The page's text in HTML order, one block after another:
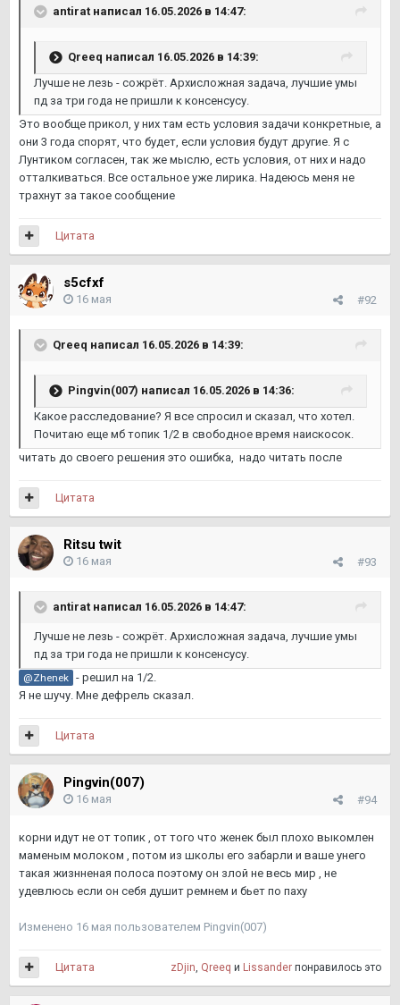
antirat написал 16.05.2026 в 14:47:
Qreeq написал 16.05.2026 в 14:39:
Лучше не лезь - сожрёт. Архисложная задача, лучшие умы
пд за три года не пришли к консенсусу.
Это вообще прикол, у них там есть условия задачи конкретные, а
они 3 года спорят, что будет, если условия будут другие. Я с
Лунтиком согласен, так же мыслю, есть условия, от них и надо
отталкиваться. Все остальное уже лирика. Надеюсь меня не
трахнут за такое сообщение
Цитата
s5cfxf
#92
16 мая
Qreeq написал 16.05.2026 в 14:39:
Pingvin(007) написал 16.05.2026 в 14:36:
Какое расследование? Я все спросил и сказал, что хотел.
Почитаю еще мб топик 1/2 в свободное время наискосок.
читать до своего решения это ошибка, надо читать после
Цитата
Ritsu twit
#93
16 мая
antirat написал 16.05.2026 в 14:47:
Лучше не лезь - сожрёт. Архисложная задача, лучшие умы
пд за три года не пришли к консенсусу.
@Zhenek - решил на 1/2.
Я не шучу. Мне дефрель сказал.
Цитата
Pingvin(007)
#94
16 мая
корни идут не от топик , от того что женек был плохо выкомлен
маменым молоком , потом из школы его забарли и ваше унего
такая жизнненая полоса поэтому он злой не весь мир , не
удевлюсь если он себя душит ремнем и бьет по паху
Изменено 16 мая пользователем Pingvin(007)
zDjin, Qreeq и Lissander понравилось это
Цитата